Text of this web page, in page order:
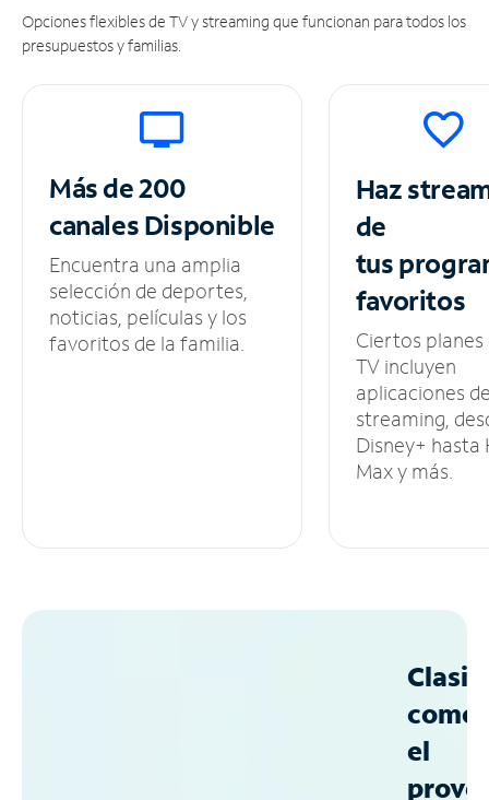
Opciones flexibles de TV y streaming que funcionan para todos los
presupuestos y familias.
Más de 200
canalesDisponible
Encuentra una amplia
selección de deportes,
noticias, películas y los
favoritos de la familia.
Haz
de
tus
favoritos
Ciertos planes
TV incluyen
aplicaciones
streaming,
Disney+ hasta
Max y más.
como
el